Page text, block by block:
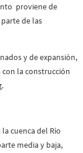
proviene de
de las
y de expansión,
con la construcción
cuenca del Río
media y baja,